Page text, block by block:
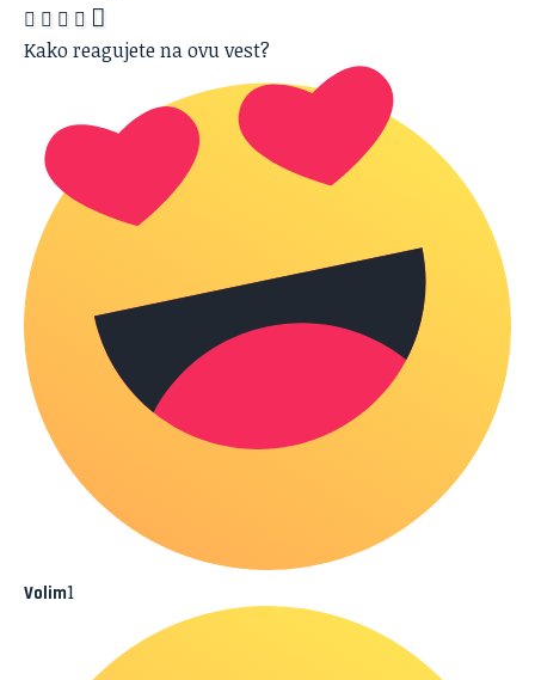
Kako reagujete na ovu vest?
Volim1